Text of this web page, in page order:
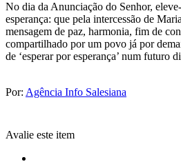
No dia da Anunciação do Senhor,
esperança: que pela intercessão de
mensagem de paz, harmonia, fim de
compartilhado por um povo já por
de ‘esperar por esperança’ num futuro
Por: Agência Info Salesiana
Avalie este item